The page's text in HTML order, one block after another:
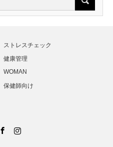
ストレスチェック
健康管理
WOMAN
保健師向け